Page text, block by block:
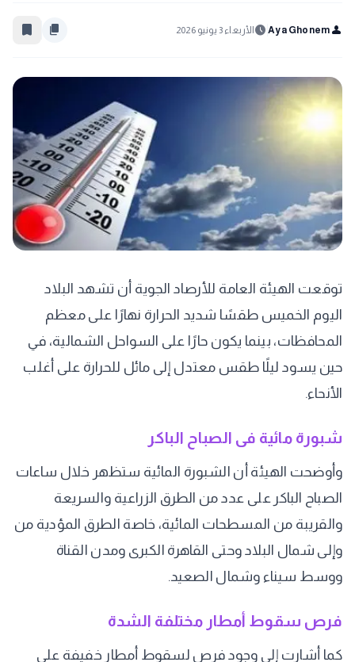
person
Aya Ghonem
schedule الأربعاء 3 يونيو 2026 content_copy
bookmark_border
توقعت الهيئة العامة للأرصاد الجوية أن تشهد البلاد
اليوم الخميس طقسًا شديد الحرارة نهارًا على معظم
المحافظات، بينما يكون حارًا على السواحل الشمالية، في
حين يسود ليلًا طقس معتدل إلى مائل للحرارة على أغلب
الأنحاء.
شبورة مائية فى الصباح الباكر
وأوضحت الهيئة أن الشبورة المائية ستظهر خلال ساعات
الصباح الباكر على عدد من الطرق الزراعية والسريعة
والقريبة من المسطحات المائية، خاصة الطرق المؤدية من
وإلى شمال البلاد وحتى القاهرة الكبرى ومدن القناة
ووسط سيناء وشمال الصعيد.
فرص سقوط أمطار مختلفة الشدة
كما أشارت إلى وجود فرص لسقوط أمطار خفيفة على